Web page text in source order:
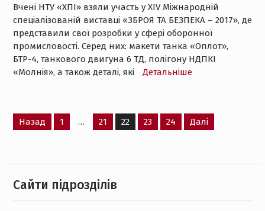
Вчені НТУ «ХПІ» взяли участь у XIV Міжнародній
спеціалізованій виставці «ЗБРОЯ ТА БЕЗПЕКА – 2017», де
представили свої розробки у сфері оборонної
промисловості. Серед них: макети танка «Оплот»,
БТР-4, танкового двигуна 6 ТД, полігону НДПКІ
«Молнія», а також деталі, які
Детальнiше
Пагінація
записів
Назад 1 … 21 22 23 24 Далі
Cайти підрозділів